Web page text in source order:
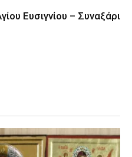
Ευσιγνίου – Συναξάρι